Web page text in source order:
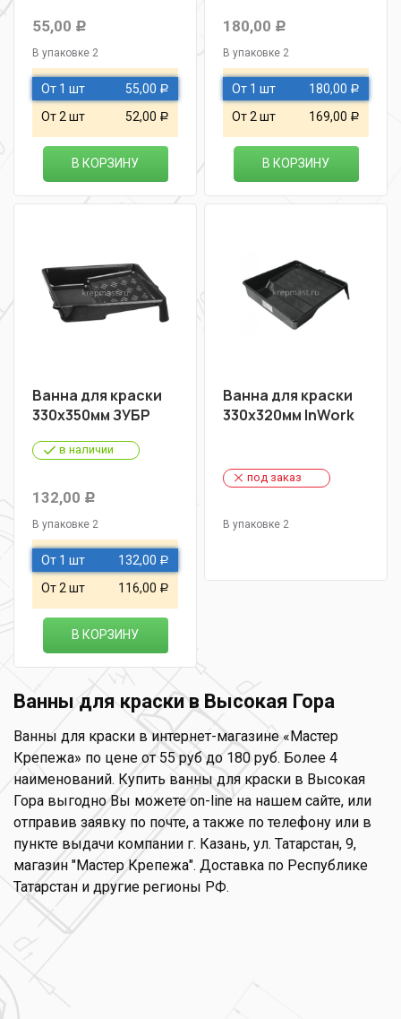
55,00 Р
В упаковке 2
От 1 шт 55,00 Р
От 2 шт 52,00 Р
В КОРЗИНУ
180,00 Р
В упаковке 2
От 1 шт 180,00 Р
От 2 шт 169,00 Р
В КОРЗИНУ
Ванна для краски
330х350мм ЗУБР
в наличии
132,00 Р
В упаковке 2
От 1 шт 132,00 Р
От 2 шт 116,00 Р
В КОРЗИНУ
Ванна для краски
330х320мм InWork
под заказ
В упаковке 2
Ванны для краски в Высокая Гора
Ванны для краски в интернет-магазине «Мастер
Крепежа» по цене от 55 руб до 180 руб. Более 4
наименований. Купить ванны для краски в Высокая
Гора выгодно Вы можете on-line на нашем сайте, или
отправив заявку по почте, а также по телефону или в
пункте выдачи компании г. Казань, ул. Татарстан, 9,
магазин "Мастер Крепежа". Доставка по Республике
Татарстан и другие регионы РФ.